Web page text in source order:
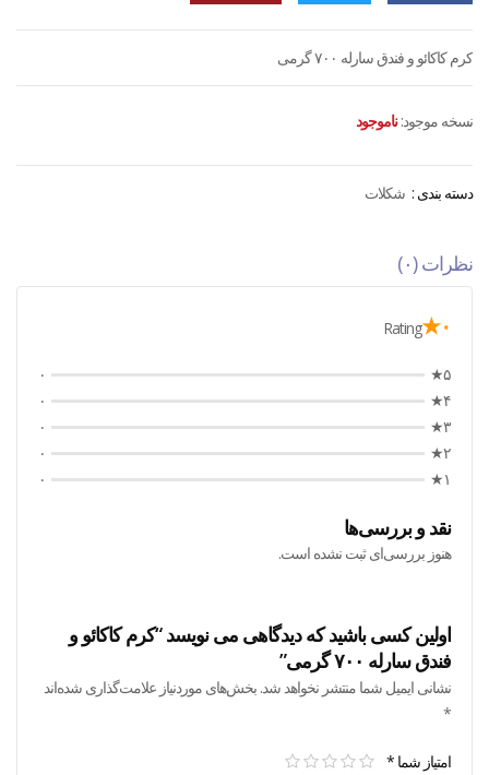
کرم کاکائو و فندق سارله ۷۰۰ گرمی
نسخه موجود: ناموجود
دسته بندی : شکلات
نظرات (۰)
۰★ Rating
۵★
۰
۴★
۰
۳★
۰
۲★
۰
۱★
۰
نقد و بررسی‌ها
هنوز بررسی‌ای ثبت نشده است.
اولین کسی باشید که دیدگاهی می نویسد “کرم کاکائو و
فندق سارله ۷۰۰ گرمی”
نشانی ایمیل شما منتشر نخواهد شد. بخش‌های موردنیاز علامت‌گذاری شده‌اند
*
امتیاز شما *